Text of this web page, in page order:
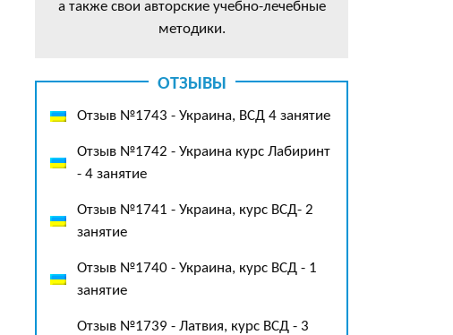
а также свои авторские учебно-лечебные
методики.
ОТЗЫВЫ
Отзыв №1743 - Украина, ВСД 4 занятие
Отзыв №1742 - Украина курс Лабиринт
- 4 занятие
Отзыв №1741 - Украина, курс ВСД- 2
занятие
Отзыв №1740 - Украина, курс ВСД - 1
занятие
Отзыв №1739 - Латвия, курс ВСД - 3